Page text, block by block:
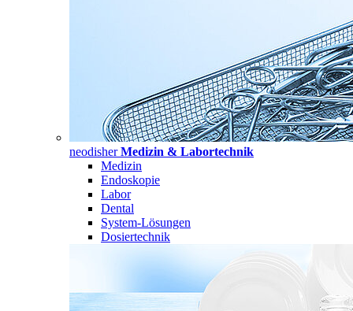
neodisherMedizin & Labortechnik
Medizin
Endoskopie
Labor
Dental
System-Lösungen
Dosiertechnik